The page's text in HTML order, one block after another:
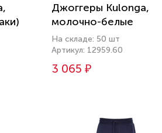
Джоггеры Kulonga,
молочно-белые
На складе: 50 шт
Артикул: 12959.60
3 065 ₽